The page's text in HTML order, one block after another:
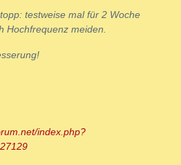
testweise mal für 2 Woche
Hochfrequenz meiden.
index.php?